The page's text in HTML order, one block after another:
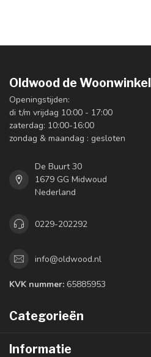
Oldwood de Woonwinkel
Openingstijden:
di t/m vrijdag 10:00 - 17:00
zaterdag: 10:00-16:00
zondag & maandag : gesloten
De Buurt 30
1679 GG Midwoud
Nederland
0229-202292
info@oldwood.nl
KVK nummer: 65885953
Categorieën
Informatie